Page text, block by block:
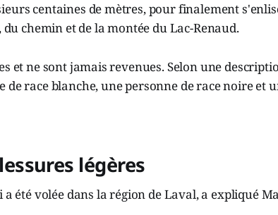
centaines de mètres, pour finalement
chemin et de la montée du Lac-Renaud.
et ne sont jamais revenues. Selon une
de race blanche, une personne de race noire et
légères
été volée dans la région de Laval, a expliqué